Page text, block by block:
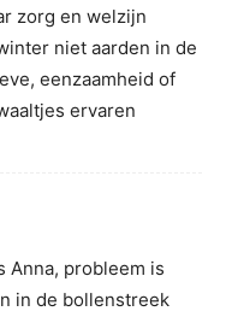
zorg en welzijn
niet aarden in de
eenzaamheid of
ervaren
Anna, probleem is
in de bollenstreek